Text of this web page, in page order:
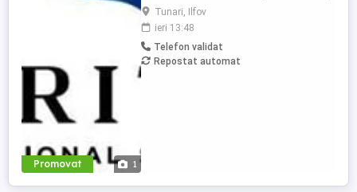
Promovat 1
cauta 1 persoana serioasa si
responsabila pentru mentenanta, ingrijire
cladiri si control acces. Pachet salarial
3000 lei net + tichete de masa + masa in
scoala + abonament la clinica medicala.
Tunari, Ilfov
ieri 13:48
Telefon validat
Repostat automat